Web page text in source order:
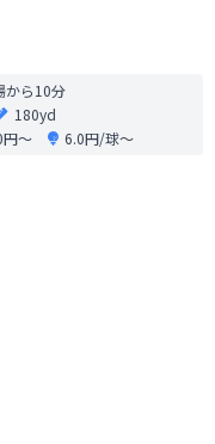
から10分
180yd
円〜
6.0円/球〜